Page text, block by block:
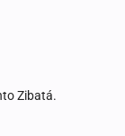
Zibatá.